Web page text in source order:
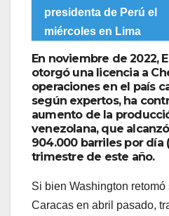
presidenta de Perú el
miércoles en Lima
En noviembre de 2022,
otorgó una licencia a
operaciones en el país
según expertos, ha
aumento de la
venezolana, que
904.000 barriles por día
trimestre de este año.
Si bien Washington
Caracas en abril pasado,